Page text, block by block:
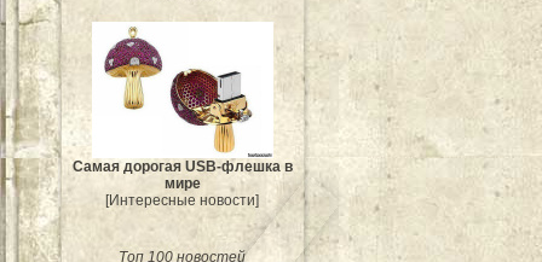
Самая дорогая USB-флешка в
мире
[Интересные новости]
Топ 100 новостей